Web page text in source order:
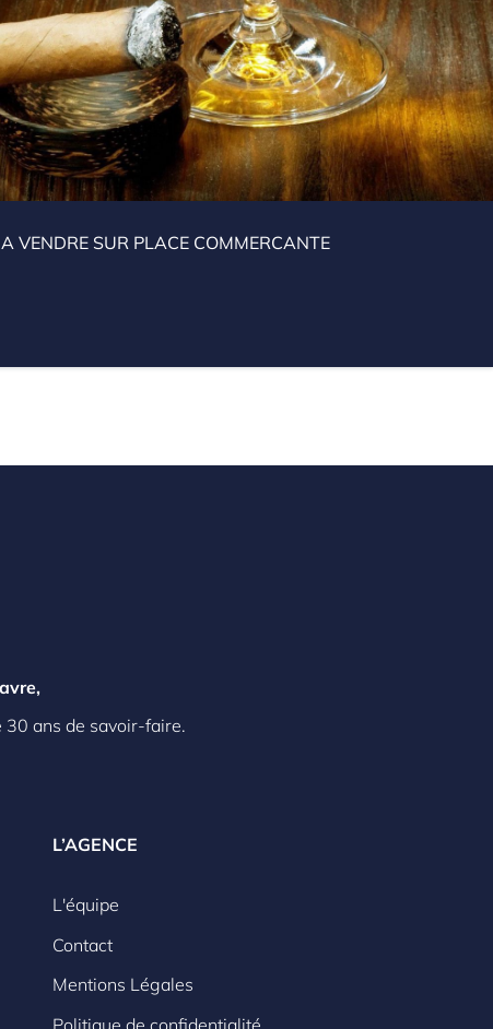
VENDRE SUR PLACE COMMERCANTE
ans de savoir-faire.
L’AGENCE
L'équipe
Contact
Mentions Légales